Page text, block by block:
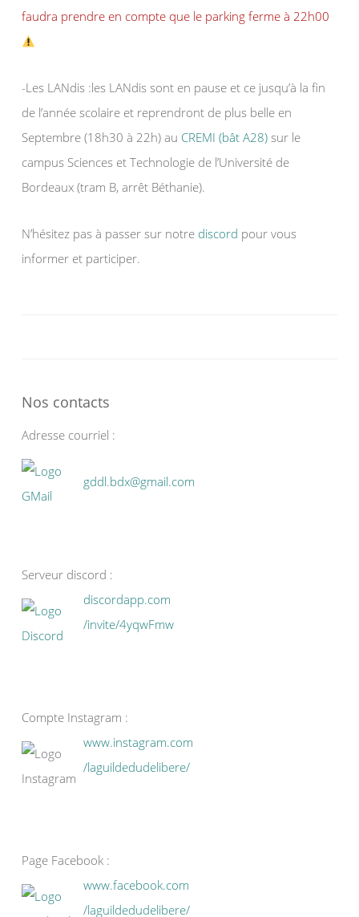
faudra prendre en compte que le parking ferme à 22h00
-Les LANdis :les LANdis sont en pause et ce jusqu’à la fin
de l’année scolaire et reprendront de plus belle en
Septembre (18h30 à 22h) au CREMI (bât A28) sur le
campus Sciences et Technologie de l’Université de
Bordeaux (tram B, arrêt Béthanie).
N’hésitez pas à passer sur notre discord pour vous
informer et participer.
Nos contacts
Adresse courriel :
gddl.bdx@gmail.com
Serveur discord :
discordapp.com
/invite/4yqwFmw
Compte Instagram :
www.instagram.com
/laguildedudelibere/
Page Facebook :
www.facebook.com
/laguildedudelibere/